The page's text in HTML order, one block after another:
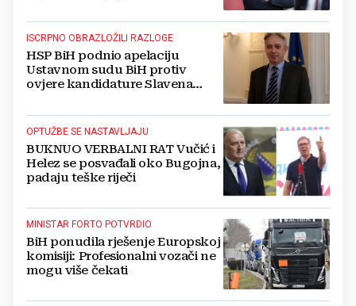
ISCRPNO OBRAZLOŽILI RAZLOGE
HSP BiH podnio apelaciju
Ustavnom sudu BiH protiv
ovjere kandidature Slavena
OPTUŽBE SE NASTAVLJAJU
BUKNUO VERBALNI RAT Vučić i
Helez se posvađali oko Bugojna,
padaju teške riječi
MINISTAR FORTO POTVRDIO
BiH ponudila rješenje Europskoj
komisiji: Profesionalni vozači ne
mogu više čekati